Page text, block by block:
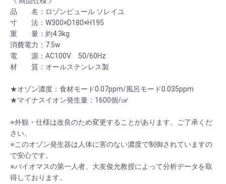
品 名：ロゾンピュール ソレイユ
寸 法：W300×D180×H195
重 量：約4.3kg
消費電力：7.5w
電 源：AC100V 50/60Hz
材 質：オールステンレス製
★オゾン濃度：食材モード0.07ppm/風呂モード0.035ppm
★マイナスイオン発生量：1600個/㎤
※外観・仕様は改良のため変更することがあります。ご了承くだ
さい。
※このオゾン発生器は人体に害のない濃度で制御されていますの
で安心です。
※バイオマスの第一人者、大友俊允教授によって分析データを取
得しております。